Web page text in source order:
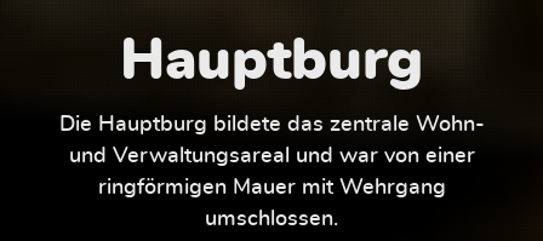
Hauptburg
Die Hauptburg bildete das zentrale Wohn-
und Verwaltungsareal und war von einer
ringförmigen Mauer mit Wehrgang
umschlossen.